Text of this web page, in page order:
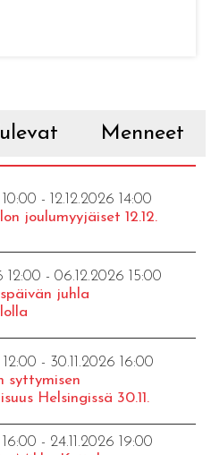
Menneet
10:00 - 12.12.2026 14:00
joulumyyjäiset 12.12.
12:00 - 06.12.2026 15:00
juhla
12:00 - 30.11.2026 16:00
syttymisen
Helsingissä 30.11.
16:00 - 24.11.2026 19:00